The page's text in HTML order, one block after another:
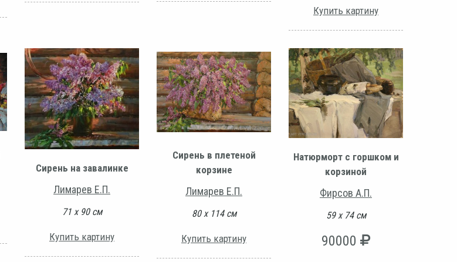
Купить картину
Сирень на завалинке
Лимарев Е.П.
71 х 90 см
Купить картину
Сирень в плетеной
корзине
Лимарев Е.П.
80 х 114 см
Купить картину
Натюрморт с горшком и
корзиной
Фирсов А.П.
59 х 74 см
90000